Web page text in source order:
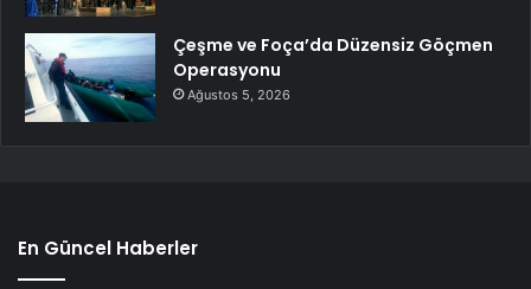
Çeşme ve Foça’da Düzensiz Göçmen
Operasyonu
Ağustos 5, 2026
En Güncel Haberler